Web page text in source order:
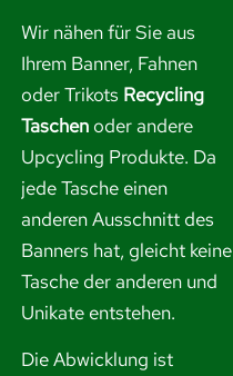
Wir nähen für Sie aus
Ihrem Banner, Fahnen
oder Trikots Recycling
Taschenoder andere
Upcycling Produkte. Da
jede Tasche einen
anderen Ausschnitt des
Banners hat, gleicht keine
Tasche der anderen und
Unikate entstehen.
Die Abwicklung ist